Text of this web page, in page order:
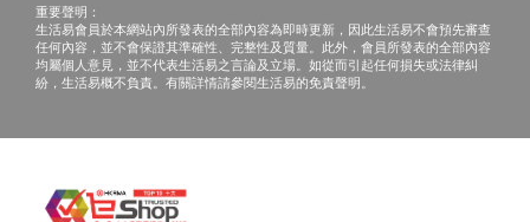
重要聲明：
生活易會員於本網站內所發表的全部內容為即時更新，因此生活易不會預先審查
任何內容，並不會保證其準確性、完整性及質量。此外，會員所發表的全部內容
均屬個人意見，並不代表生活易之言論及立場。如從而引起任何損失或法律糾
紛，生活易概不負責。有關詳情請參閱生活易的免責聲明。